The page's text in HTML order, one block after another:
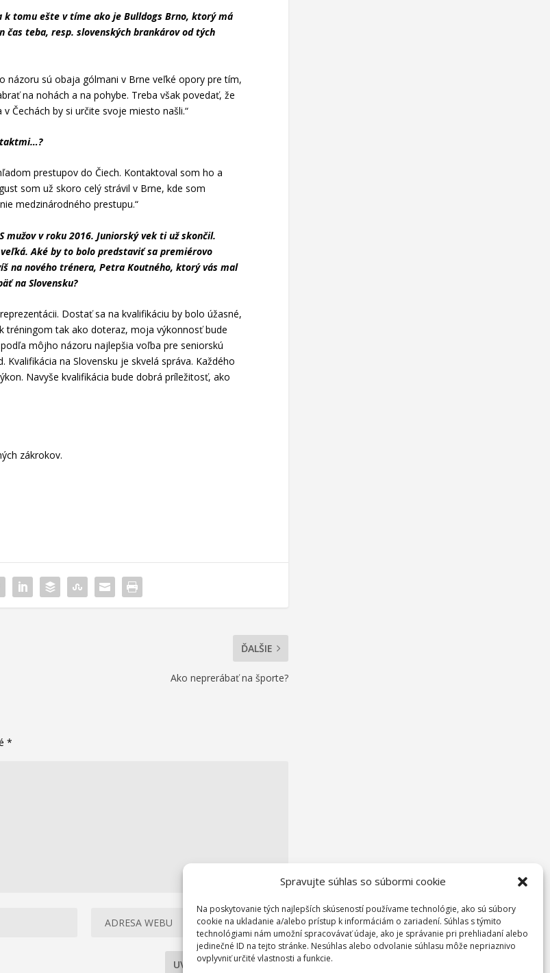
Spravujte súhlas so súbormi cookie
Na poskytovanie tých najlepších skúseností používame technológie, ako sú súbory
cookie na ukladanie a/alebo prístup k informáciám o zariadení. Súhlas s týmito
technológiami nám umožní spracovávať údaje, ako je správanie pri prehliadaní alebo
jedinečné ID na tejto stránke. Nesúhlas alebo odvolanie súhlasu môže nepriaznivo
ovplyvniť určité vlastnosti a funkcie.
k tomu ešte v tíme ako je Bulldogs Brno, ktorý má
teba, resp. slovenských brankárov od tých
názoru sú obaja gólmani v Brne veľké opory pre tím,
na nohách a na pohybe. Treba však povedať, že
Čechách by si určite svoje miesto našli.“
prestupov do Čiech. Kontaktoval som ho a
som už skoro celý strávil v Brne, kde som
medzinárodného prestupu.“
v roku 2016. Juniorský vek ti už skončil.
Aké by to bolo predstaviť sa premiérovo
na nového trénera, Petra Koutného, ktorý vás mal
na Slovensku?
Dostať sa na kvalifikáciu by bolo úžasné,
tréningom tak ako doteraz, moja výkonnosť bude
môjho názoru najlepšia voľba pre seniorskú
na Slovensku je skvelá správa. Každého
Navyše kvalifikácia bude dobrá príležitosť, ako
zákrokov.
ĎALŠIE
Ako neprerábať na športe?
*